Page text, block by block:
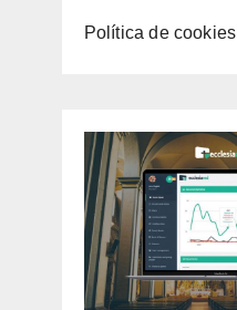
Política de cookies